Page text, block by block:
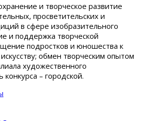
и творческое развитие
просветительских и
в сфере изобразительного
и поддержка творческой
подростков и юношества к
обмен творческим опытом
художественного
– городской.